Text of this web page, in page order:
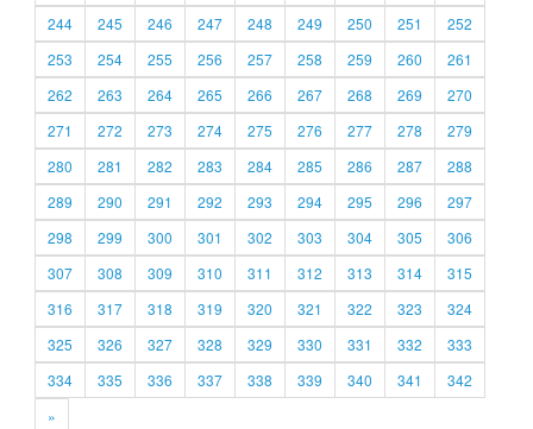
244
245 246 247 248 249 250 251
252
253
254 255 256 257 258 259 260
261
262
263 264 265 266 267 268 269
270
271
272 273 274 275 276 277 278
279
280
281 282 283 284 285 286 287
288
289
290 291 292 293 294 295 296
297
298
299 300 301 302 303 304 305
306
307
308 309 310 311 312 313 314
315
316
317 318 319 320 321 322 323
324
325
326 327 328 329 330 331 332
333
334
335 336 337 338 339 340 341
342
»